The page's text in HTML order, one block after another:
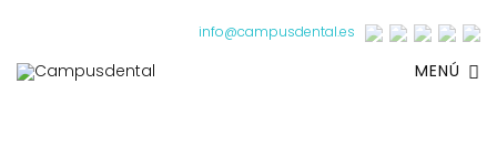
info@campusdental.es
MENÚ